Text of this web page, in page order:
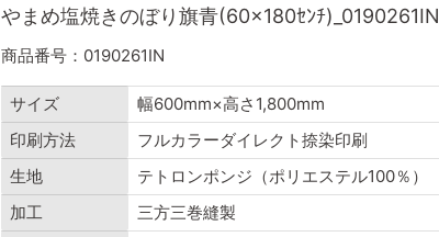
やまめ塩焼きのぼり旗青(60×180ｾﾝﾁ)_0190261IN
商品番号：0190261IN
サイズ
幅600mm×高さ1,800mm
印刷方法
フルカラーダイレクト捺染印刷
生地
テトロンポンジ（ポリエステル100％）
加工
三方三巻縫製